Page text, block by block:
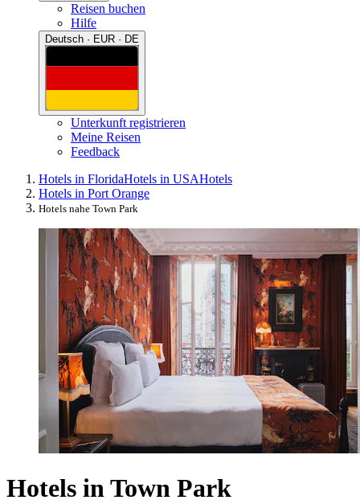
Reisen buchen
Hilfe
Deutsch · EUR · DE
Unterkunft registrieren
Meine Reisen
Feedback
Hotels in FloridaHotels in USAHotels
Hotels in Port Orange
Hotels nahe Town Park
Hotels in Town Park